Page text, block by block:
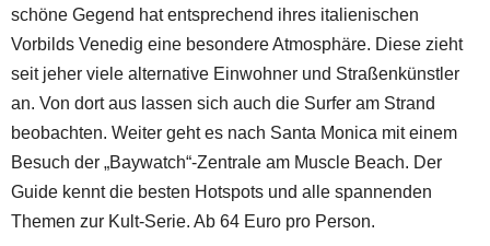
schöne Gegend hat entsprechend ihres italienischen
Vorbilds Venedig eine besondere Atmosphäre. Diese zieht
seit jeher viele alternative Einwohner und Straßenkünstler
an. Von dort aus lassen sich auch die Surfer am Strand
beobachten. Weiter geht es nach Santa Monica mit einem
Besuch der „Baywatch“-Zentrale am Muscle Beach. Der
Guide kennt die besten Hotspots und alle spannenden
Themen zur Kult-Serie. Ab 64 Euro pro Person.